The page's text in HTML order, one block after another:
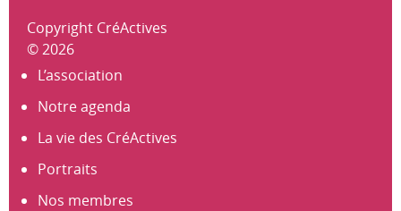
Copyright CréActives
© 2026
L’association
Notre agenda
La vie des CréActives
Portraits
Nos membres